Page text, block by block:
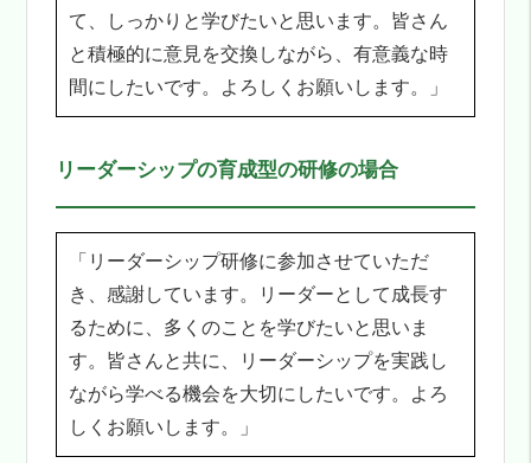
て、しっかりと学びたいと思います。皆さん
と積極的に意見を交換しながら、有意義な時
間にしたいです。よろしくお願いします。」
リーダーシップの育成型の研修の場合
「リーダーシップ研修に参加させていただ
き、感謝しています。リーダーとして成長す
るために、多くのことを学びたいと思いま
す。皆さんと共に、リーダーシップを実践し
ながら学べる機会を大切にしたいです。よろ
しくお願いします。」